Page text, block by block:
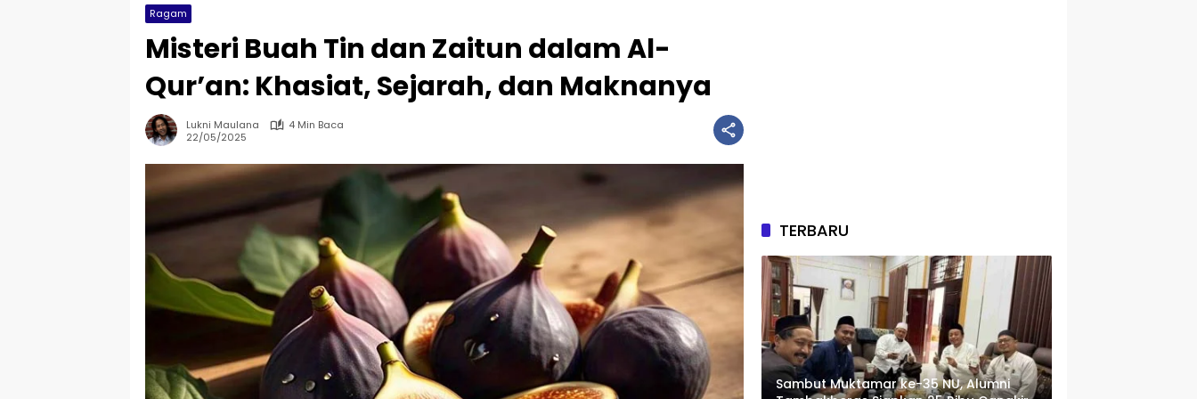
Ragam
Misteri Buah Tin dan Zaitun dalam Al-
Qur’an: Khasiat, Sejarah, dan Maknanya
Lukni Maulana
4 Min Baca
22/05/2025
TERBARU
Sambut Muktamar ke-35 NU, Alumni